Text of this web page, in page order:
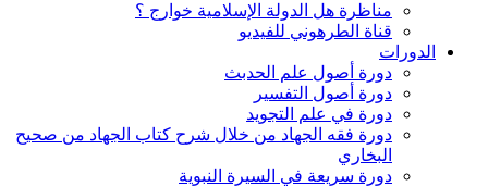
مناظرة هل الدولة الإسلامية خوارج ؟
قناة الطرهوني للفيديو
الدورات
دورة أصول علم الحدبث
دورة أصول التفسير
دورة في علم التجويد
دورة فقه الجهاد من خلال شرح كتاب الجهاد من صحيح
البخاري
دورة سريعة في السيرة النبوية